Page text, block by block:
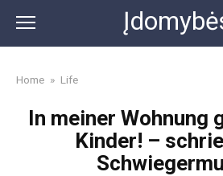
content
Home » Life
In meiner Wohnung
Kinder! –